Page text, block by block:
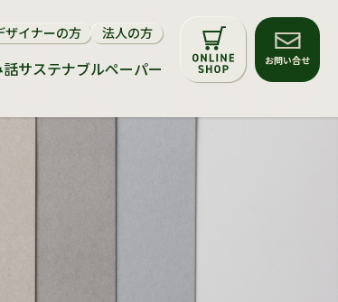
ナビリティについて
紙・FSC®森林認証紙
ザイナーの方 法人の方
話サステナブルペーパー お問い合せ